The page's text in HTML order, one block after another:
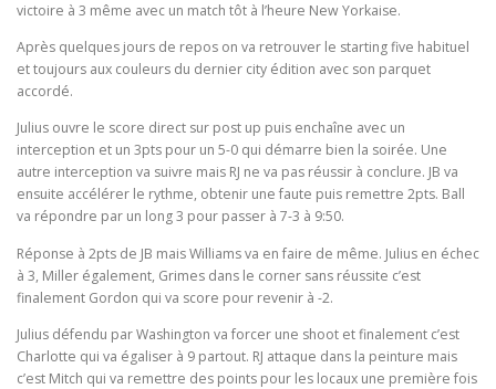
victoire à 3 même avec un match tôt à l’heure New Yorkaise.
Après quelques jours de repos on va retrouver le starting five habituel
et toujours aux couleurs du dernier city édition avec son parquet
accordé.
Julius ouvre le score direct sur post up puis enchaîne avec un
interception et un 3pts pour un 5-0 qui démarre bien la soirée. Une
autre interception va suivre mais RJ ne va pas réussir à conclure. JB va
ensuite accélérer le rythme, obtenir une faute puis remettre 2pts. Ball
va répondre par un long 3 pour passer à 7-3 à 9:50.
Réponse à 2pts de JB mais Williams va en faire de même. Julius en échec
à 3, Miller également, Grimes dans le corner sans réussite c’est
finalement Gordon qui va score pour revenir à -2.
Julius défendu par Washington va forcer une shoot et finalement c’est
Charlotte qui va égaliser à 9 partout. RJ attaque dans la peinture mais
c’est Mitch qui va remettre des points pour les locaux une première fois